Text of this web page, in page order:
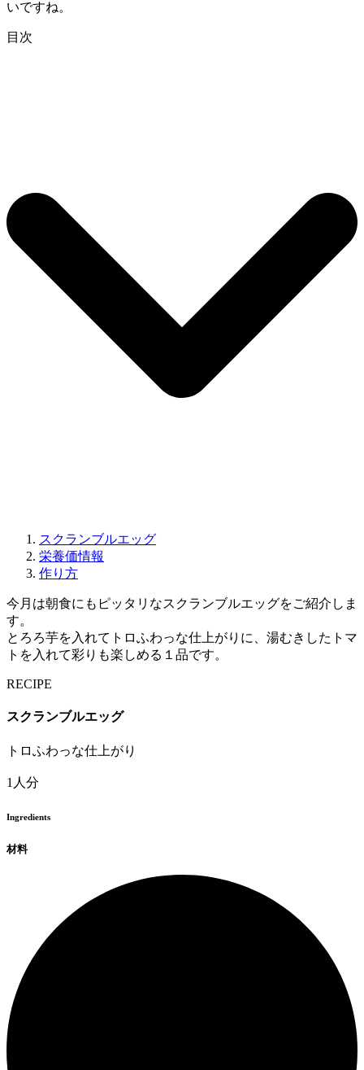
いですね。
目次
スクランブルエッグ
栄養価情報
作り方
今月は朝食にもピッタリなスクランブルエッグをご紹介しま
す。
とろろ芋を入れてトロふわっな仕上がりに、湯むきしたトマ
トを入れて彩りも楽しめる１品です。
RECIPE
スクランブルエッグ
トロふわっな仕上がり
1人分
Ingredients
材料